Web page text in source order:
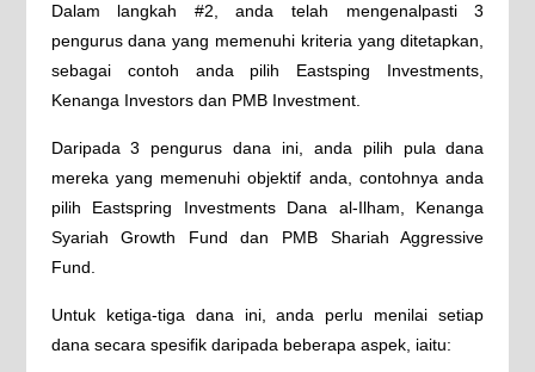
Dalam langkah #2, anda telah mengenalpasti 3
pengurus dana yang memenuhi kriteria yang ditetapkan,
sebagai contoh anda pilih Eastsping Investments,
Kenanga Investors dan PMB Investment.
Daripada 3 pengurus dana ini, anda pilih pula dana
mereka yang memenuhi objektif anda, contohnya anda
pilih Eastspring Investments Dana al-Ilham, Kenanga
Syariah Growth Fund dan PMB Shariah Aggressive
Fund.
Untuk ketiga-tiga dana ini, anda perlu menilai setiap
dana secara spesifik daripada beberapa aspek, iaitu: